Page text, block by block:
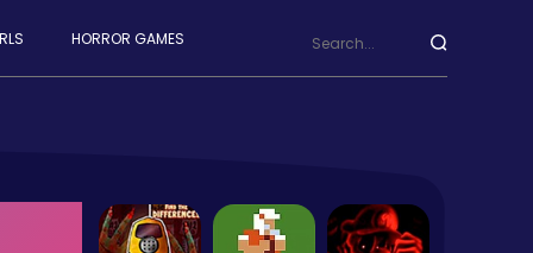
HORROR GAMES